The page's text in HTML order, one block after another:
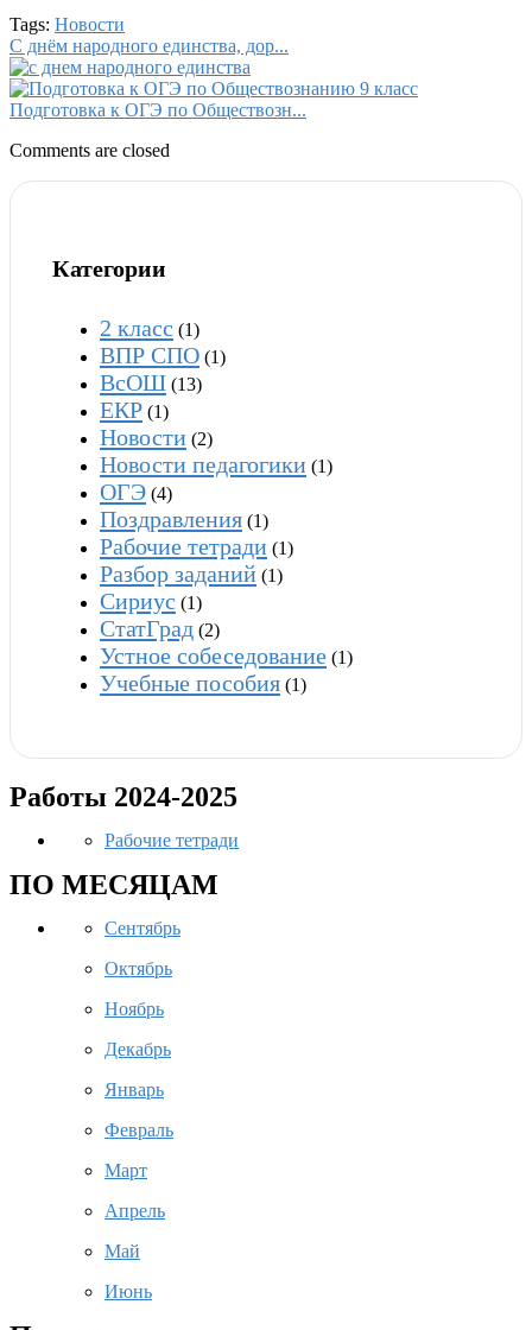
Tags: Новости
С днём народного единства, дор...
Подготовка к ОГЭ по Обществозн...
Comments are closed
Категории
2 класс (1)
ВПР СПО (1)
ВсОШ (13)
ЕКР (1)
Новости (2)
Новости педагогики (1)
ОГЭ (4)
Поздравления (1)
Рабочие тетради (1)
Разбор заданий (1)
Сириус (1)
СтатГрад (2)
Устное собеседование (1)
Учебные пособия (1)
Работы 2024-2025
Рабочие тетради
ПО МЕСЯЦАМ
Сентябрь
Октябрь
Ноябрь
Декабрь
Январь
Февраль
Март
Апрель
Май
Июнь